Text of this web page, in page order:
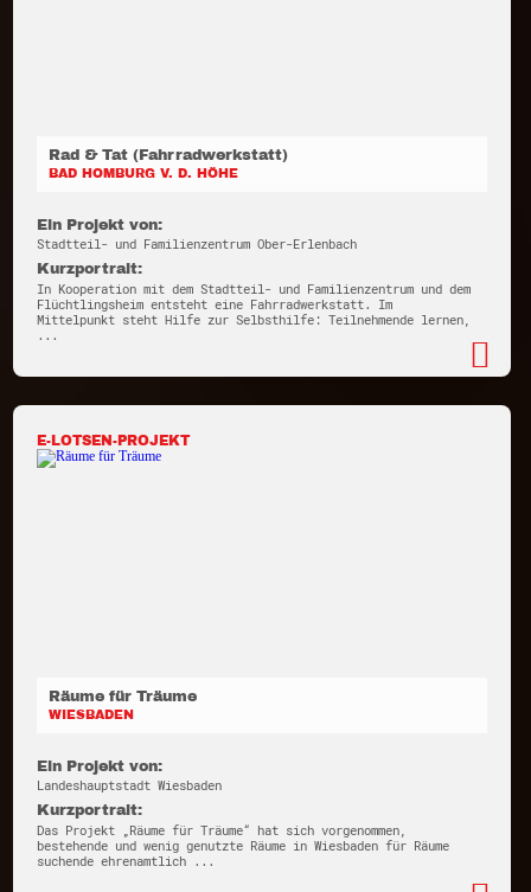
Rad & Tat (Fahrradwerkstatt)
BAD HOMBURG V. D. HÖHE
Ein Projekt von:
Stadtteil- und Familienzentrum Ober-Erlenbach
Kurzportrait:
In Kooperation mit dem Stadtteil- und Familienzentrum und dem
Flüchtlingsheim entsteht eine Fahrradwerkstatt. Im
Mittelpunkt steht Hilfe zur Selbsthilfe: Teilnehmende lernen,
...
E-LOTSEN-PROJEKT
Räume für Träume
WIESBADEN
Ein Projekt von:
Landeshauptstadt Wiesbaden
Kurzportrait:
Das Projekt „Räume für Träume“ hat sich vorgenommen,
bestehende und wenig genutzte Räume in Wiesbaden für Räume
suchende ehrenamtlich ...